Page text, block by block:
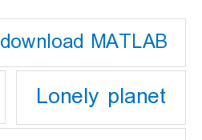
download MATLAB
Lonely planet